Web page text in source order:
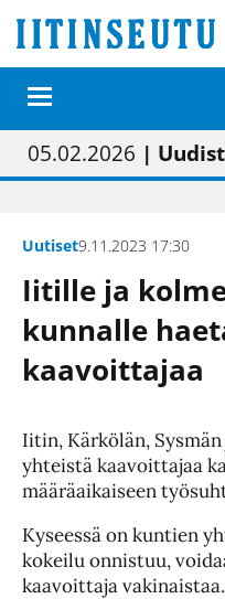
01.02.2026 | Painon
05.02.2026 |
23.04.2026 | “Olemme
09.05.2026| "Maalla on
Uutiset9.11.2023 17:30
Iitille ja
kunnalle
kaavoittajaa
Iitin, Kärkölän,
yhteistä kaavoittajaa
määräaikaiseen
Kyseessä on kuntien
kokeilu onnistuu,
kaavoittaja vakinaistaa.